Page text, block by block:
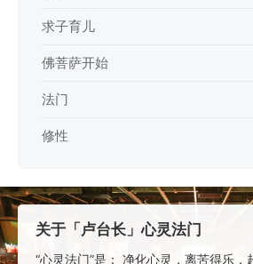
求子育儿
佛菩萨开始
法门
修性
关于「卢台长」心灵法门
“心灵法门”是： 净化心灵，离苦得乐，